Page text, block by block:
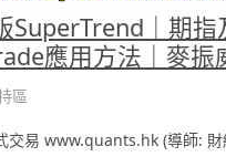
SuperTrend｜期
應用方法｜麥振
特區
交易 www.quants.hk (導師: